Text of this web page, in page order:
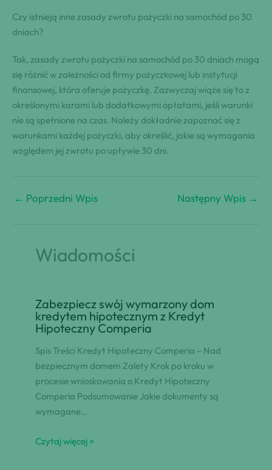
Czy istnieją inne zasady zwrotu pożyczki na samochód po 30
dniach?
Tak, zasady zwrotu pożyczki na samochód po 30 dniach mogą
się różnić w zależności od firmy pożyczkowej lub instytucji
finansowej, która oferuje pożyczkę. Zazwyczaj wiąże się to z
określonymi karami lub dodatkowymi opłatami, jeśli warunki
nie są spełnione na czas. Należy dokładnie zapoznać się z
warunkami każdej pożyczki, aby określić, jakie są wymagania
względem jej zwrotu po upływie 30 dni.
← Poprzedni Wpis Następny Wpis →
Wiadomości
Zabezpiecz swój wymarzony dom
kredytem hipotecznym z Kredyt
Hipoteczny Comperia
Spis Treści Kredyt Hipoteczny Comperia – Nad
bezpiecznym domem Zalety Krok po kroku w
procesie wnioskowania o Kredyt Hipoteczny
Comperia Podsumowanie Jakie dokumenty są
wymagane…
Czytaj więcej >